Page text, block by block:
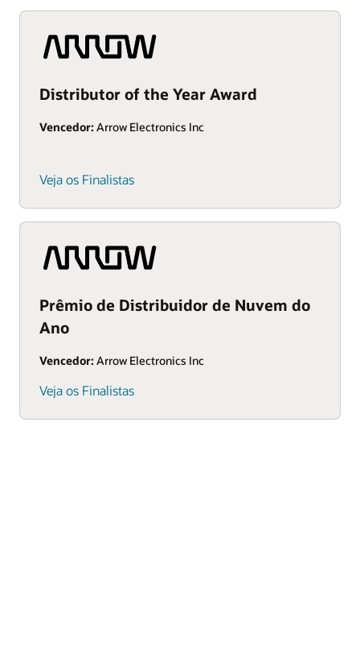
Distributor of the Year Award
Vencedor: Arrow Electronics Inc
Veja os Finalistas
Prêmio de Distribuidor de Nuvem do
Ano
Vencedor: Arrow Electronics Inc
Veja os Finalistas